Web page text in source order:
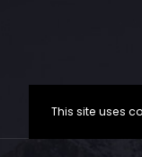
This site uses